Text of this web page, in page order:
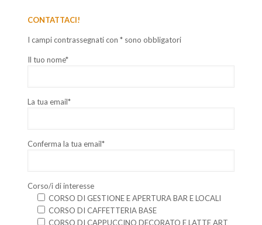
CONTATTACI!
I campi contrassegnati con * sono obbligatori
Il tuo nome*
La tua email*
Conferma la tua email*
Corso/i di interesse
CORSO DI GESTIONE E APERTURA BAR E LOCALI
CORSO DI CAFFETTERIA BASE
CORSO DI CAPPUCCINO DECORATO E LATTE ART